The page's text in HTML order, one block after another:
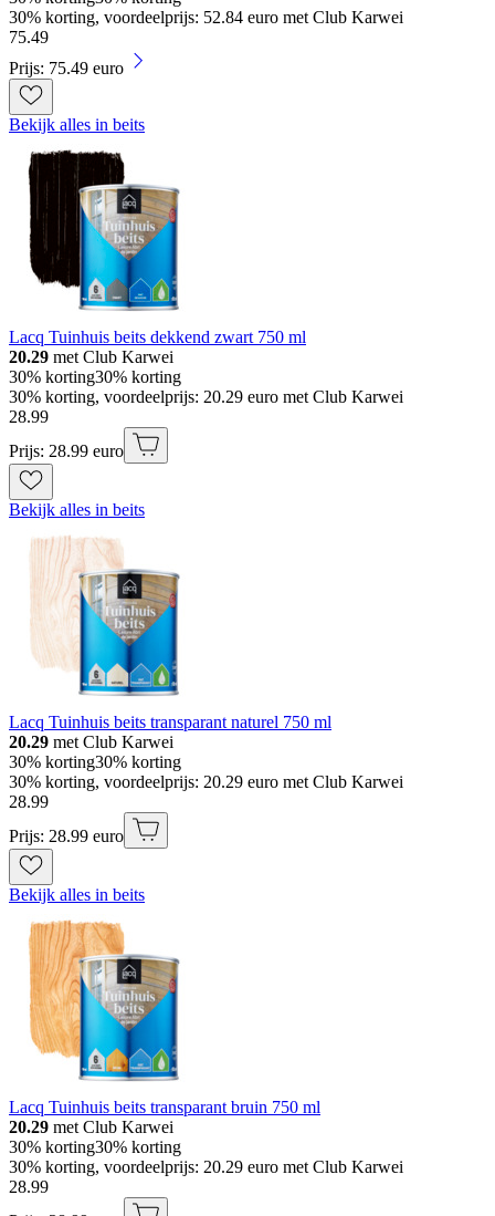
30% korting, voordeelprijs: 52.84 euro met Club Karwei
75.49
Prijs: 75.49 euro
Bekijk alles in beits
Lacq Tuinhuis beits dekkend zwart 750 ml
20.29 met Club Karwei
30% korting30% korting
30% korting, voordeelprijs: 20.29 euro met Club Karwei
28.99
Prijs: 28.99 euro
Bekijk alles in beits
Lacq Tuinhuis beits transparant naturel 750 ml
20.29 met Club Karwei
30% korting30% korting
30% korting, voordeelprijs: 20.29 euro met Club Karwei
28.99
Prijs: 28.99 euro
Bekijk alles in beits
Lacq Tuinhuis beits transparant bruin 750 ml
20.29 met Club Karwei
30% korting30% korting
30% korting, voordeelprijs: 20.29 euro met Club Karwei
28.99